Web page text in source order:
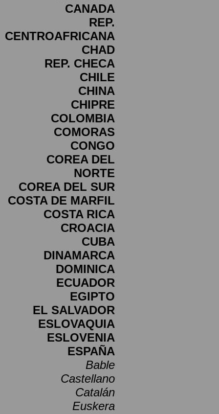
CANADA
REP.
CENTROAFRICANA
CHAD
REP. CHECA
CHILE
CHINA
CHIPRE
COLOMBIA
COMORAS
CONGO
COREA DEL
NORTE
COREA DEL SUR
COSTA DE MARFIL
COSTA RICA
CROACIA
CUBA
DINAMARCA
DOMINICA
ECUADOR
EGIPTO
EL SALVADOR
ESLOVAQUIA
ESLOVENIA
ESPAÑA
Bable
Castellano
Catalán
Euskera